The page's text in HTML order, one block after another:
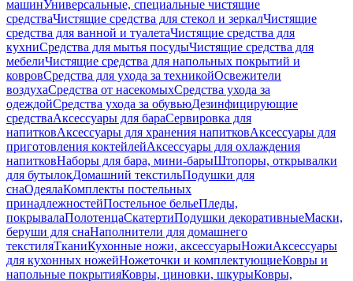
машинУниверсальные, специальные чистящие
средстваЧистящие средства для стекол и зеркалЧистящие
средства для ванной и туалетаЧистящие средства для
кухниСредства для мытья посудыЧистящие средства для
мебелиЧистящие средства для напольных покрытий и
ковровСредства для ухода за техникойОсвежители
воздухаСредства от насекомыхСредства ухода за
одеждойСредства ухода за обувьюДезинфицирующие
средстваАксессуары для бараСервировка для
напитковАксессуары для хранения напитковАксессуары для
приготовления коктейлейАксессуары для охлаждения
напитковНаборы для бара, мини-барыШтопоры, открывалки
для бутылокДомашний текстильПодушки для
снаОдеялаКомплекты постельных
принадлежностейПостельное бельеПледы,
покрывалаПолотенцаСкатертиПодушки декоративныеМаски,
беруши для снаНаполнители для домашнего
текстиляТканиКухонные ножи, аксессуарыНожиАксессуары
для кухонных ножейНожеточки и комплектующиеКовры и
напольные покрытияКовры, циновки, шкурыКовры,